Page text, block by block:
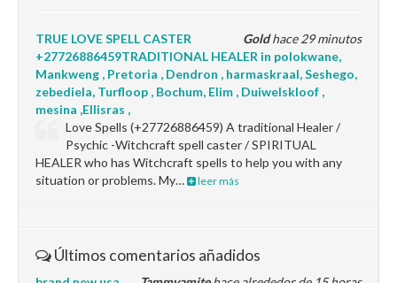
Goldhace 29 minutos
TRUE LOVE SPELL CASTER
+27726886459TRADITIONAL HEALER in polokwane,
Mankweng , Pretoria , Dendron , harmaskraal, Seshego,
zebediela, Turfloop , Bochum, Elim , Duiwelskloof ,
mesina ,Ellisras ,
Love Spells (+27726886459) A traditional Healer /
Psychic -Witchcraft spell caster / SPIRITUAL
HEALER who has Witchcraft spells to help you with any
situation or problems. My…
leer más
Últimos comentarios añadidos